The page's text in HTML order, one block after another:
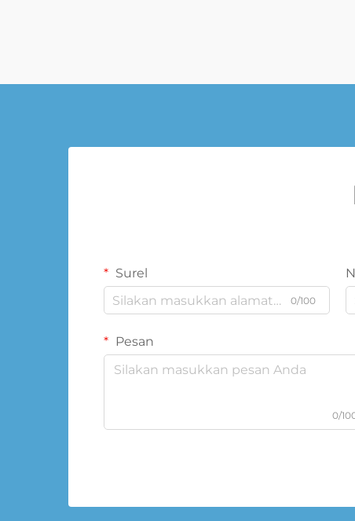
Surel
0/100
Pesan
0/